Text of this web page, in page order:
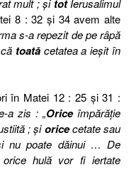
tot
8 :32 şi 34 avem alte
s-a repezit de pe râpă
toatăcetatea a ieşit în
în Matei 12 : 25 şi 31 :
a zis : „Oriceîmpărăţie
; şioricecetate sau
nu poate dăinui … De
hulă vor fi iertate